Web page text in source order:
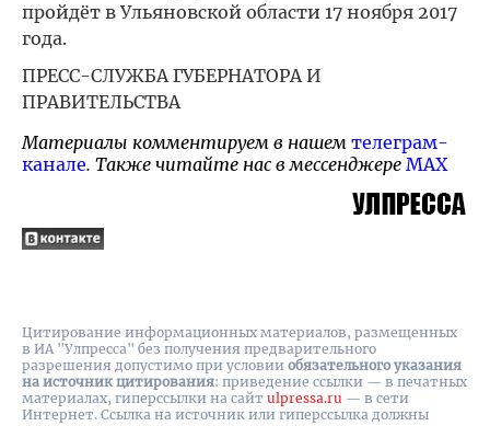
пройдёт в Ульяновской области 17 ноября 2017
года.
ПРЕСС-СЛУЖБА ГУБЕРНАТОРА И
ПРАВИТЕЛЬСТВА
Материалы комментируем в нашем телеграм-
канале. Также читайте нас в мессенджере MAX
Цитирование информационных материалов, размещенных
в ИА "Улпресса" без получения предварительного
разрешения допустимо при условии обязательного указания
на источник цитирования: приведение ссылки — в печатных
материалах, гиперссылки на cайт ulpressa.ru — в сети
Интернет. Ссылка на источник или гиперссылка должны